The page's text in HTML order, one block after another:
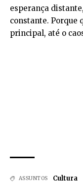
esperança
constante. Porque
principal, até o
ASSUNTOS Cultura